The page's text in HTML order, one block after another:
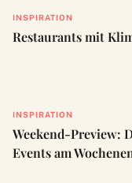
INSPIRATION
Restaurants mit
INSPIRATION
Weekend-Preview:
Events am